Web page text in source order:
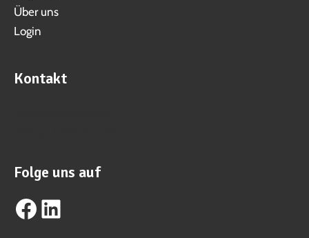
Über uns
Login
Kontakt
Folge uns auf
Facebook
LinkedIn